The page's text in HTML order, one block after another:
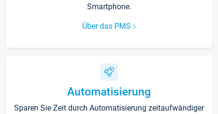
Smartphone.
Über das PMS
Automatisierung
Sparen Sie Zeit durch Automatisierung zeitaufwändiger